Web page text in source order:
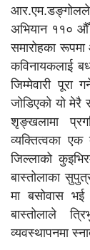
अभियान ११० औँ
समारोहका
कविनायकलाई
जिम्मेवारी
जोडिएको यो मेरै
शृङ्खलामा
व्यक्तित्वका
जिल्लाको
बास्तोलाका
मा बसोवास भई
बास्तोलाले
व्यवस्थापनमा